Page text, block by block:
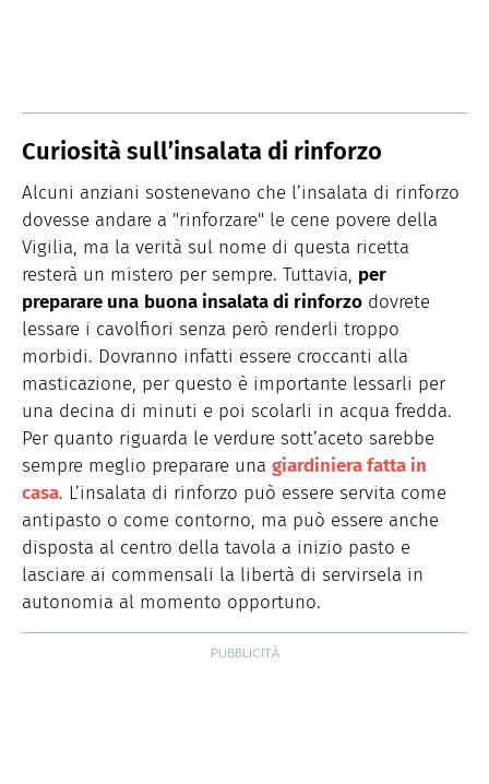
Curiosità sull’insalata di rinforzo
Alcuni anziani sostenevano che l’insalata di rinforzo
dovesse andare a "rinforzare" le cene povere della
Vigilia, ma la verità sul nome di questa ricetta
resterà un mistero per sempre. Tuttavia, per
preparare una buona insalata di rinforzo dovrete
lessare i cavolfiori senza però renderli troppo
morbidi. Dovranno infatti essere croccanti alla
masticazione, per questo è importante lessarli per
una decina di minuti e poi scolarli in acqua fredda.
Per quanto riguarda le verdure sott’aceto sarebbe
sempre meglio preparare una giardiniera fatta in
casa. L’insalata di rinforzo può essere servita come
antipasto o come contorno, ma può essere anche
disposta al centro della tavola a inizio pasto e
lasciare ai commensali la libertà di servirsela in
autonomia al momento opportuno.